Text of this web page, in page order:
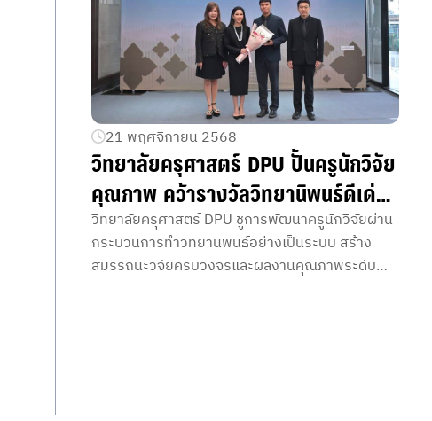
21 พฤศจิกายน 2568
วิทยาลัยครุศาสตร์ DPU ปั้นครูนักวิจัย
คุณภาพ คว้ารางวัลวิทยานิพนธ์ดีเด่น
ต่อเนื่องสามปีซ้อน
วิทยาลัยครุศาสตร์ DPU ชูการพัฒนาครูนักวิจัยผ่าน
กระบวนการทำวิทยานิพนธ์อย่างเป็นระบบ สร้าง
สมรรถนะวิจัยครบวงจรและผลงานคุณภาพระดับ